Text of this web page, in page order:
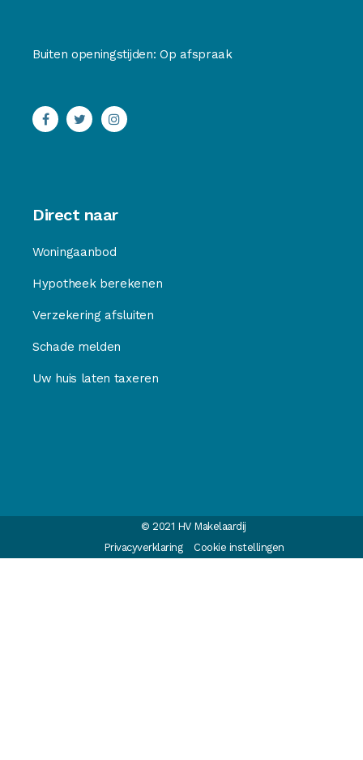
Buiten openingstijden: Op afspraak
Direct naar
Woningaanbod
Hypotheek berekenen
Verzekering afsluiten
Schade melden
Uw huis laten taxeren
© 2021 HV Makelaardij
Privacyverklaring
Cookie instellingen